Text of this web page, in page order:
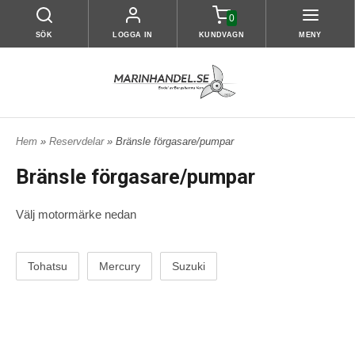
SÖK LOGGA IN
0
KUNDVAGN MENY
Hem » Reservdelar » Bränsle förgasare/pumpar
Bränsle förgasare/pumpar
Välj motormärke nedan
Tohatsu Mercury Suzuki